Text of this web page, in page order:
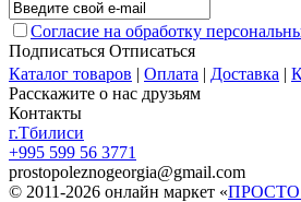
Согласие на обработку
Подписаться Отписаться
Каталог товаров | Оплата | Доставка |
Расскажите о нас друзьям
Контакты
г.Тбилиси
+995 599 56 3771
prostopoleznogeorgia@gmail.com
© 2011-2026 онлайн маркет «